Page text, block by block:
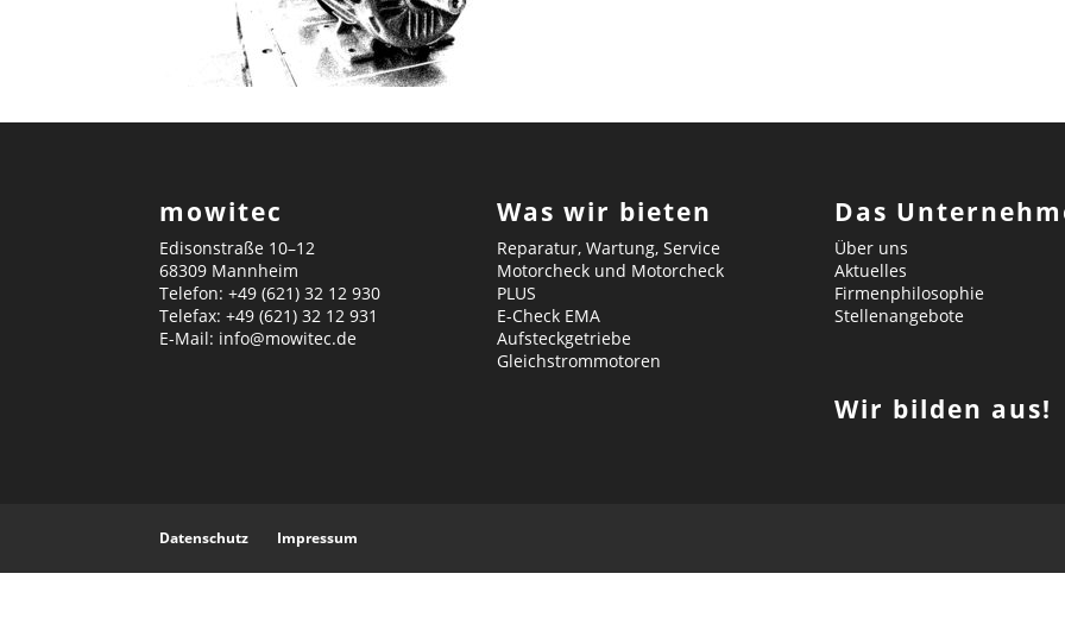
mowitec
Edisonstraße 10–12
68309 Mannheim
Telefon: +49 (621) 32 12 930
Telefax: +49 (621) 32 12 931
E-Mail: info@mowitec.de
Was wir bieten
Reparatur, Wartung, Service
Motorcheck und Motorcheck
PLUS
E-Check EMA
Aufsteckgetriebe
Gleichstrommotoren
Das
Über uns
Aktuelles
Firmenphilosophie
Stellenangebote
Wir bilden aus!
Datenschutz Impressum